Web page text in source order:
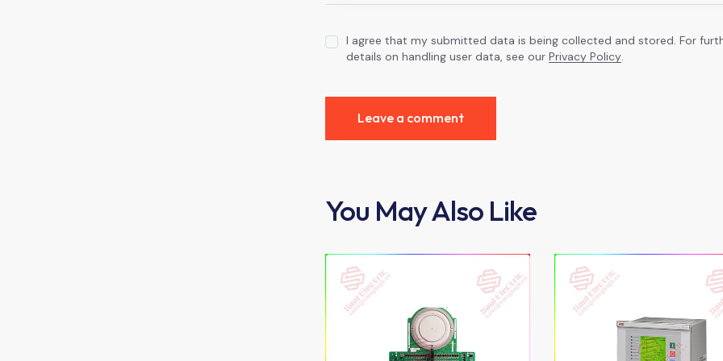
I agree that my submitted data is being collected and stored. For
details on handling user data, see our Privacy Policy.
You May Also Like